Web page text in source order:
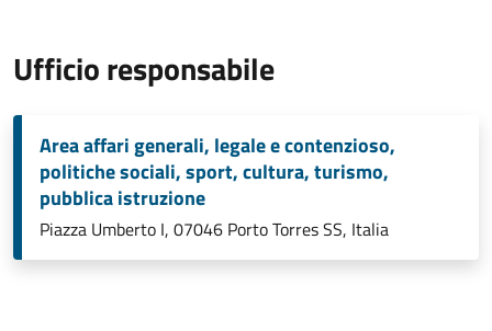
Ufficio responsabile
Area affari generali, legale e contenzioso,
politiche sociali, sport, cultura, turismo,
pubblica istruzione
Piazza Umberto I, 07046 Porto Torres SS, Italia